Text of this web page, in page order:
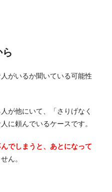
がいるか聞いている可能性
が他にいて、「さりげなく
に頼んでいるケースです。
でしまうと、あとになって
ん。